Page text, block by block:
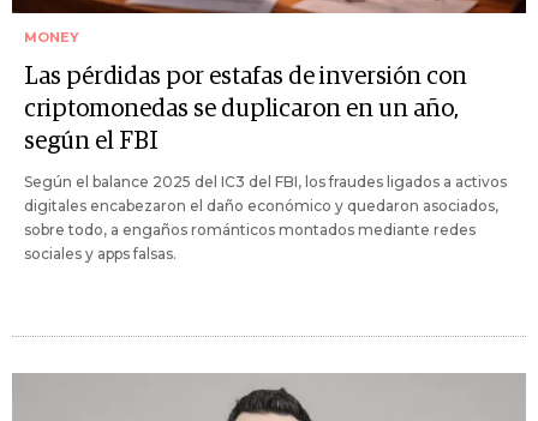
MONEY
Las pérdidas por estafas de inversión con
criptomonedas se duplicaron en un año,
según el FBI
Según el balance 2025 del IC3 del FBI, los fraudes ligados a activos
digitales encabezaron el daño económico y quedaron asociados,
sobre todo, a engaños románticos montados mediante redes
sociales y apps falsas.